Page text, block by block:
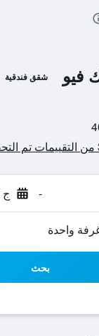
فيو شقق فندقية
- ج 14/8
بحث